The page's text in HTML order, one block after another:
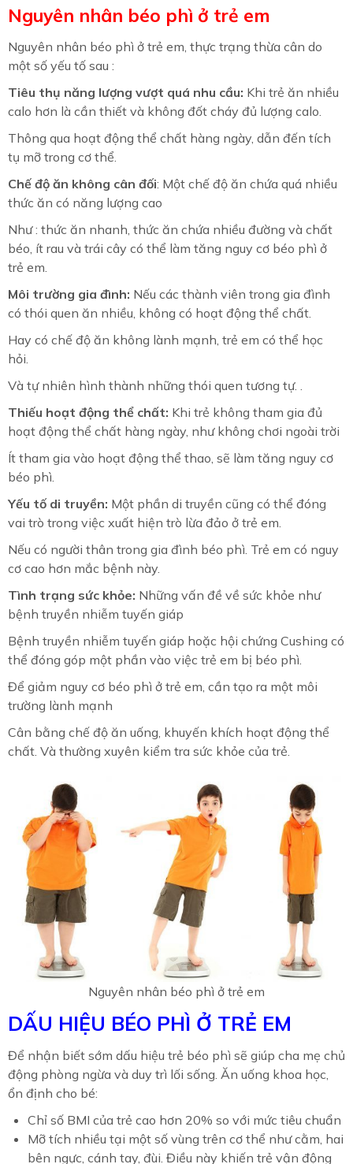
Nguyên nhân béo phì ở trẻ em
Nguyên nhân béo phì ở trẻ em, thực trạng thừa cân do
một số yếu tố sau :
Tiêu thụ năng lượng vượt quá nhu cầu: Khi trẻ ăn nhiều
calo hơn là cần thiết và không đốt cháy đủ lượng calo.
Thông qua hoạt động thể chất hàng ngày, dẫn đến tích
tụ mỡ trong cơ thể.
Chế độ ăn không cân đối: Một chế độ ăn chứa quá nhiều
thức ăn có năng lượng cao
Như : thức ăn nhanh, thức ăn chứa nhiều đường và chất
béo, ít rau và trái cây có thể làm tăng nguy cơ béo phì ở
trẻ em.
Môi trường gia đình: Nếu các thành viên trong gia đình
có thói quen ăn nhiều, không có hoạt động thể chất.
Hay có chế độ ăn không lành mạnh, trẻ em có thể học
hỏi.
Và tự nhiên hình thành những thói quen tương tự. .
Thiếu hoạt động thể chất: Khi trẻ không tham gia đủ
hoạt động thể chất hàng ngày, như không chơi ngoài trời
Ít tham gia vào hoạt động thể thao, sẽ làm tăng nguy cơ
béo phì.
Yếu tố di truyền: Một phần di truyền cũng có thể đóng
vai trò trong việc xuất hiện trò lừa đảo ở trẻ em.
Nếu có người thân trong gia đình béo phì. Trẻ em có nguy
cơ cao hơn mắc bệnh này.
Tình trạng sức khỏe: Những vấn đề về sức khỏe như
bệnh truyền nhiễm tuyến giáp
Bệnh truyền nhiễm tuyến giáp hoặc hội chứng Cushing có
thể đóng góp một phần vào việc trẻ em bị béo phì.
Để giảm nguy cơ béo phì ở trẻ em, cần tạo ra một môi
trường lành mạnh
Cân bằng chế độ ăn uống, khuyến khích hoạt động thể
chất. Và thường xuyên kiểm tra sức khỏe của trẻ.
Nguyên nhân béo phì ở trẻ em
DẤU HIỆU BÉO PHÌ Ở TRẺ EM
Để nhận biết sớm dấu hiệu trẻ béo phì sẽ giúp cha mẹ chủ
động phòng ngừa và duy trì lối sống. Ăn uống khoa học,
ổn định cho bé:
Chỉ số BMI của trẻ cao hơn 20% so với mức tiêu chuẩn
Mỡ tích nhiều tại một số vùng trên cơ thể như cằm, hai
bên ngực, cánh tay, đùi. Điều này khiến trẻ vận động